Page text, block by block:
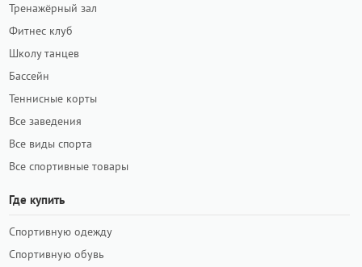
Тренажёрный зал
Фитнес клуб
Школу танцев
Бассейн
Теннисные корты
Все заведения
Все виды спорта
Все спортивные товары
Где купить
Спортивную одежду
Спортивную обувь